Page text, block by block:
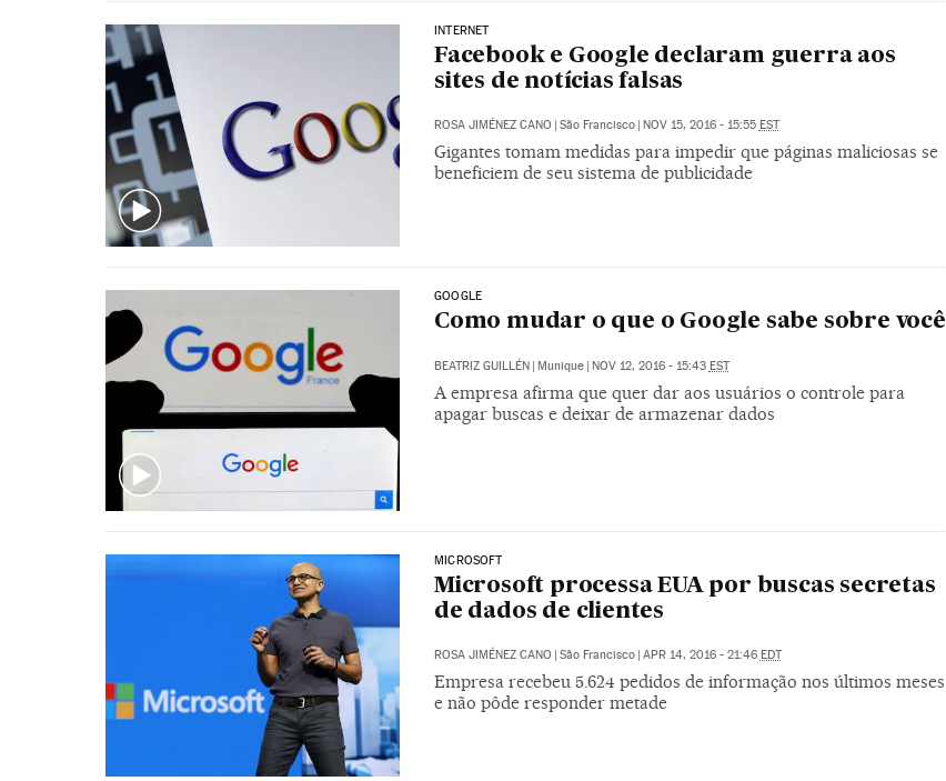
INTERNET
Facebook e Google declaram guerra aos
sites de notícias falsas
ROSA JIMÉNEZ CANO São Francisco NOV 15, 2016 - 15:55 EST
Gigantes tomam medidas para impedir que páginas maliciosas se
beneficiem de seu sistema de publicidade
GOOGLE
Como mudar o que o Google sabe sobre você
BEATRIZ GUILLÉN | Munique | NOV 12, 2016 - 15:43 EST
A empresa afirma que quer dar aos usuários o controle para
apagar buscas e deixar de armazenar dados
MICROSOFT
Microsoft processa EUA por buscas secretas
de dados de clientes
ROSA JIMÉNEZ CANO | São Francisco | APR 14, 2016 - 21:46 EDT
Empresa recebeu 5.624 pedidos de informação nos últimos meses
e não pôde responder metade